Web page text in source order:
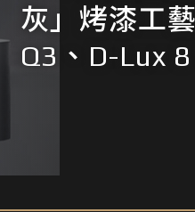
灰」烤漆工
Q3、D-Lux